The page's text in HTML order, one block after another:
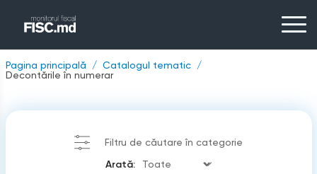
Pagina principală
Catalogul tematic
Decontările în numerar
Filtru de căutare în categorie
Arată: